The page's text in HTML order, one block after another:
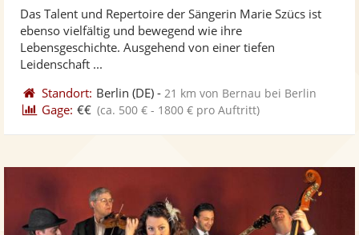
Fotos
5
Das Talent und Repertoire der Sängerin Marie Szücs ist
ebenso vielfältig und bewegend wie ihre
Lebensgeschichte. Ausgehend von einer tiefen
Leidenschaft ...
Standort: Berlin (DE) - 21 km von Bernau bei Berlin
Gage: €€ (ca. 500 € - 1800 € pro Auftritt)